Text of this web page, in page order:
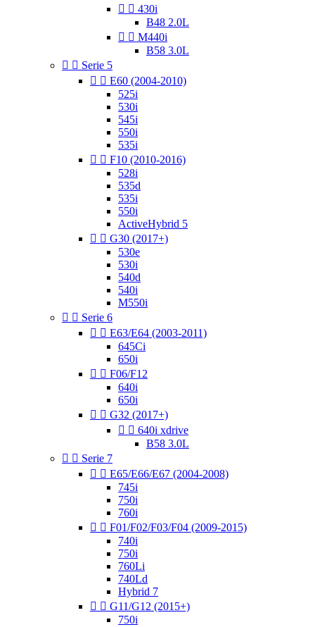
  430i
B48 2.0L
  M440i
B58 3.0L
  Serie 5
  E60 (2004-2010)
525i
530i
545i
550i
535i
  F10 (2010-2016)
528i
535d
535i
550i
ActiveHybrid 5
  G30 (2017+)
530e
530i
540d
540i
M550i
  Serie 6
  E63/E64 (2003-2011)
645Ci
650i
  F06/F12
640i
650i
  G32 (2017+)
  640i xdrive
B58 3.0L
  Serie 7
  E65/E66/E67 (2004-2008)
745i
750i
760i
  F01/F02/F03/F04 (2009-2015)
740i
750i
760Li
740Ld
Hybrid 7
  G11/G12 (2015+)
750i